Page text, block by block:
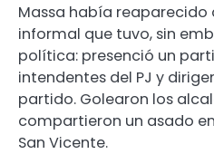
Massa había reaparecido
informal que tuvo, sin
política: presenció un
intendentes del PJ y
partido. Golearon los
compartieron un asado
San Vicente.